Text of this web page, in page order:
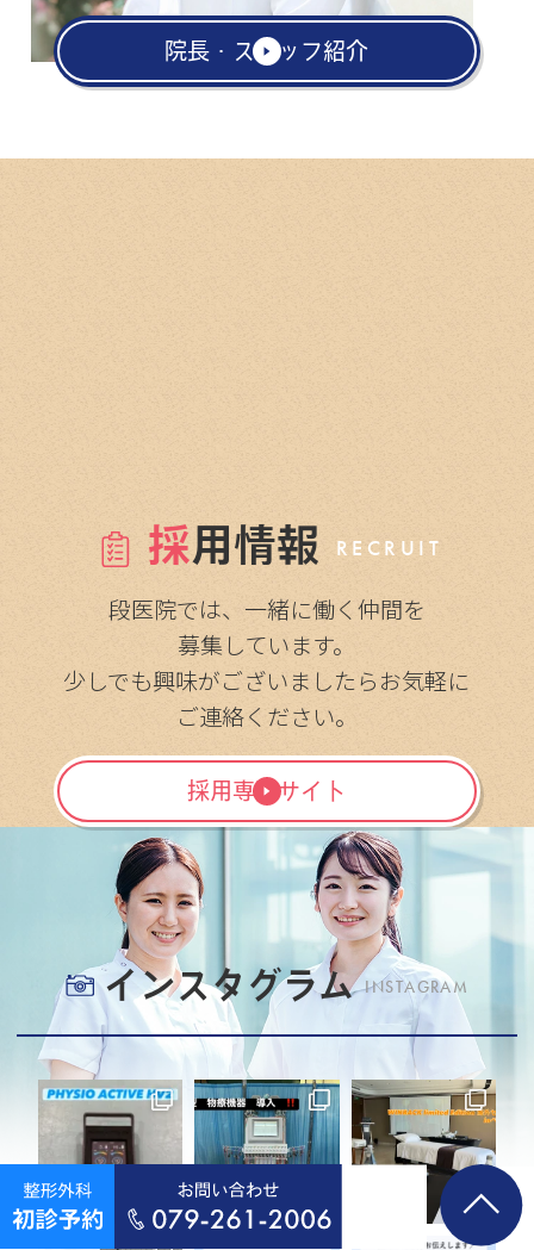
院長・スタッフ紹介
採用情報 RECRUIT
段医院では、一緒に働く仲間を
募集しています。
少しでも興味がございましたらお気軽に
ご連絡ください。
採用専門サイト
インスタグラム INSTAGRAM